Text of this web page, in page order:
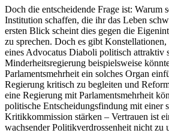
Doch die entscheidende Frage ist: Warum
Institution schaffen, die ihr das Leben
ersten Blick scheint dies gegen die
zu sprechen. Doch es gibt
eines Advocatus Diaboli politisch attraktiv
Minderheitsregierung beispielsweise
Parlamentsmehrheit ein solches Organ
Regierung kritisch zu begleiten und
eine Regierung mit Parlamentsmehrheit
politische Entscheidungsfindung mit einer
Kritikkommission stärken – Vertrauen ist
wachsender Politikverdrossenheit nicht zu